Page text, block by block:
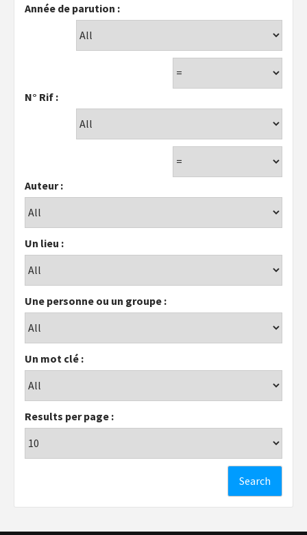
Année de parution :
N° Rif :
Auteur :
Un lieu :
Une personne ou un groupe :
Un mot clé :
Results per page :